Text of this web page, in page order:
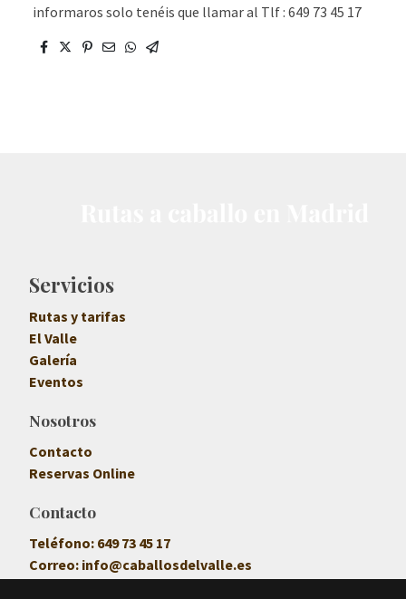
informaros solo tenéis que llamar al Tlf : 649 73 45 17
Servicios
Rutas y tarifas
El Valle
Galería
Eventos
Nosotros
Contacto
Reservas Online
Contacto
Teléfono: 649 73 45 17
Correo: info@caballosdelvalle.es